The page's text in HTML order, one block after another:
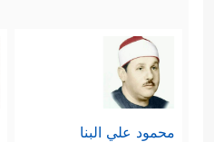
محمود علي البنا